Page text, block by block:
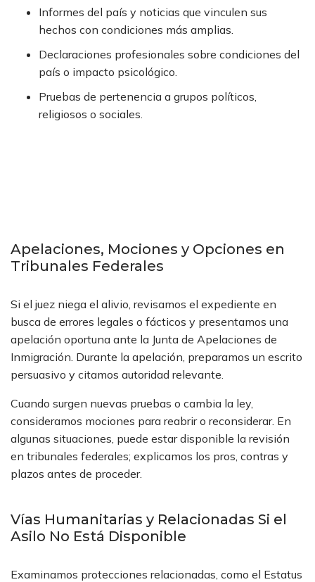
Informes del país y noticias que vinculen sus
hechos con condiciones más amplias.
Declaraciones profesionales sobre condiciones del
país o impacto psicológico.
Pruebas de pertenencia a grupos políticos,
religiosos o sociales.
Apelaciones, Mociones y Opciones en
Tribunales Federales
Si el juez niega el alivio, revisamos el expediente en
busca de errores legales o fácticos y presentamos una
apelación oportuna ante la Junta de Apelaciones de
Inmigración. Durante la apelación, preparamos un escrito
persuasivo y citamos autoridad relevante.
Cuando surgen nuevas pruebas o cambia la ley,
consideramos mociones para reabrir o reconsiderar. En
algunas situaciones, puede estar disponible la revisión
en tribunales federales; explicamos los pros, contras y
plazos antes de proceder.
Vías Humanitarias y Relacionadas Si el
Asilo No Está Disponible
Examinamos protecciones relacionadas, como el Estatus